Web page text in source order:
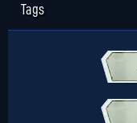
Tags